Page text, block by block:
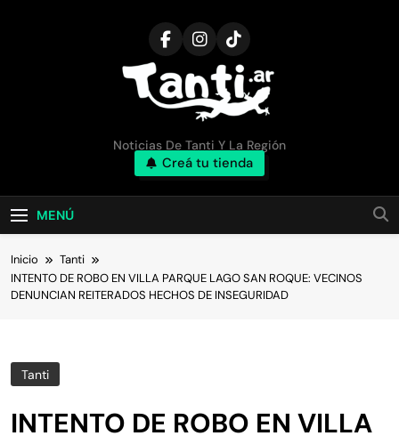
TANTI.AR
Noticias De Tanti Y La Región
Creá tu tienda
MENÚ
Inicio
Tanti
INTENTO DE ROBO EN VILLA PARQUE LAGO SAN ROQUE: VECINOS
DENUNCIAN REITERADOS HECHOS DE INSEGURIDAD
Tanti
INTENTO DE ROBO EN VILLA